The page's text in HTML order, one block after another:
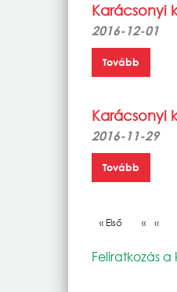
Karácsonyi
2016-12-01
Tovább
Karácsonyi
2016-11-29
Tovább
Első oldal
« Első ‹‹
Feliratkozás